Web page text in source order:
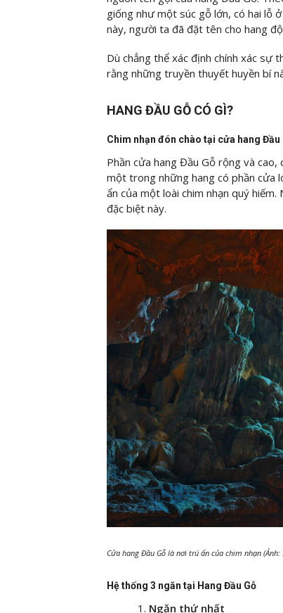
giống như một súc gỗ lớn, có hai lỗ
này, người ta đã đặt tên cho hang
Dù chẳng thể xác định chính xác sự
rằng những truyền thuyết huyền bí
HANG ĐẦU GỖ CÓ GÌ?
Chim nhạn đón chào tại cửa hang Đầu
Phần cửa hang Đầu Gỗ rộng và
một trong những hang có phần cửa
ẩn của một loài chim nhạn quý
đặc biệt này.
Cửa hang Đầu Gỗ là nơi trú ẩn của chim nhạn
Hệ thống 3 ngăn tại Hang Đầu Gỗ
Ngăn thứ nhất